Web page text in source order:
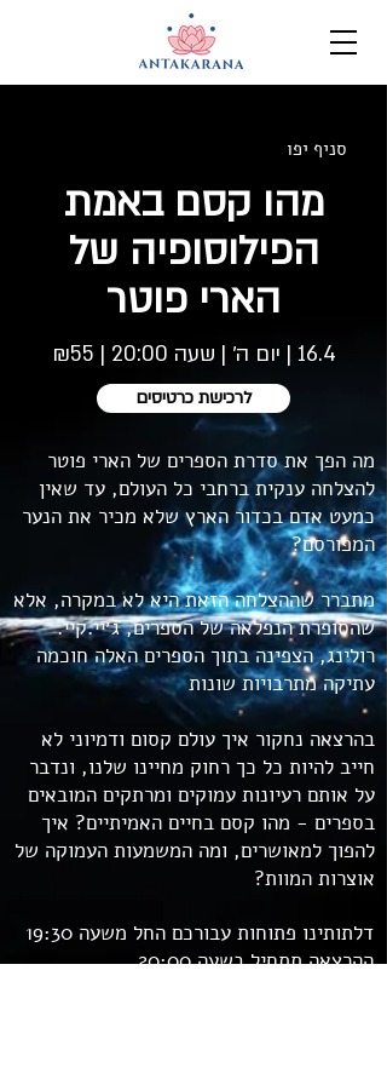
סניף יפו
מהו קסם באמת
הפילוסופיה של
הארי פוטר
16.4 | יום ה׳ | שעה 20:00 | ₪55
לרכישת כרטיסים
מה הפך את סדרת הספרים של הארי פוטר
להצלחה ענקית ברחבי כל העולם, עד שאין
כמעט אדם בכדור הארץ שלא מכיר את הנער
המפורסם?
מתברר שההצלחה הזאת היא לא במקרה, אלא
שהסופרת הנפלאה של הספרים, ג׳יי.קיי.
רולינג, הצפינה בתוך הספרים האלה חוכמה
עתיקה מתרבויות שונות
בהרצאה נחקור איך עולם קסום ודמיוני לא
חייב להיות כל כך רחוק מחיינו שלנו, ונדבר
על אותם רעיונות עמוקים ומרתקים המובאים
בספרים - מהו קסם בחיים האמיתיים? איך
להפוך למאושרים, ומה המשמעות העמוקה של
אוצרות המוות?
דלתותינו פתוחות עבורכם החל משעה 19:30
ההרצאה תתחיל בשעה 20:00